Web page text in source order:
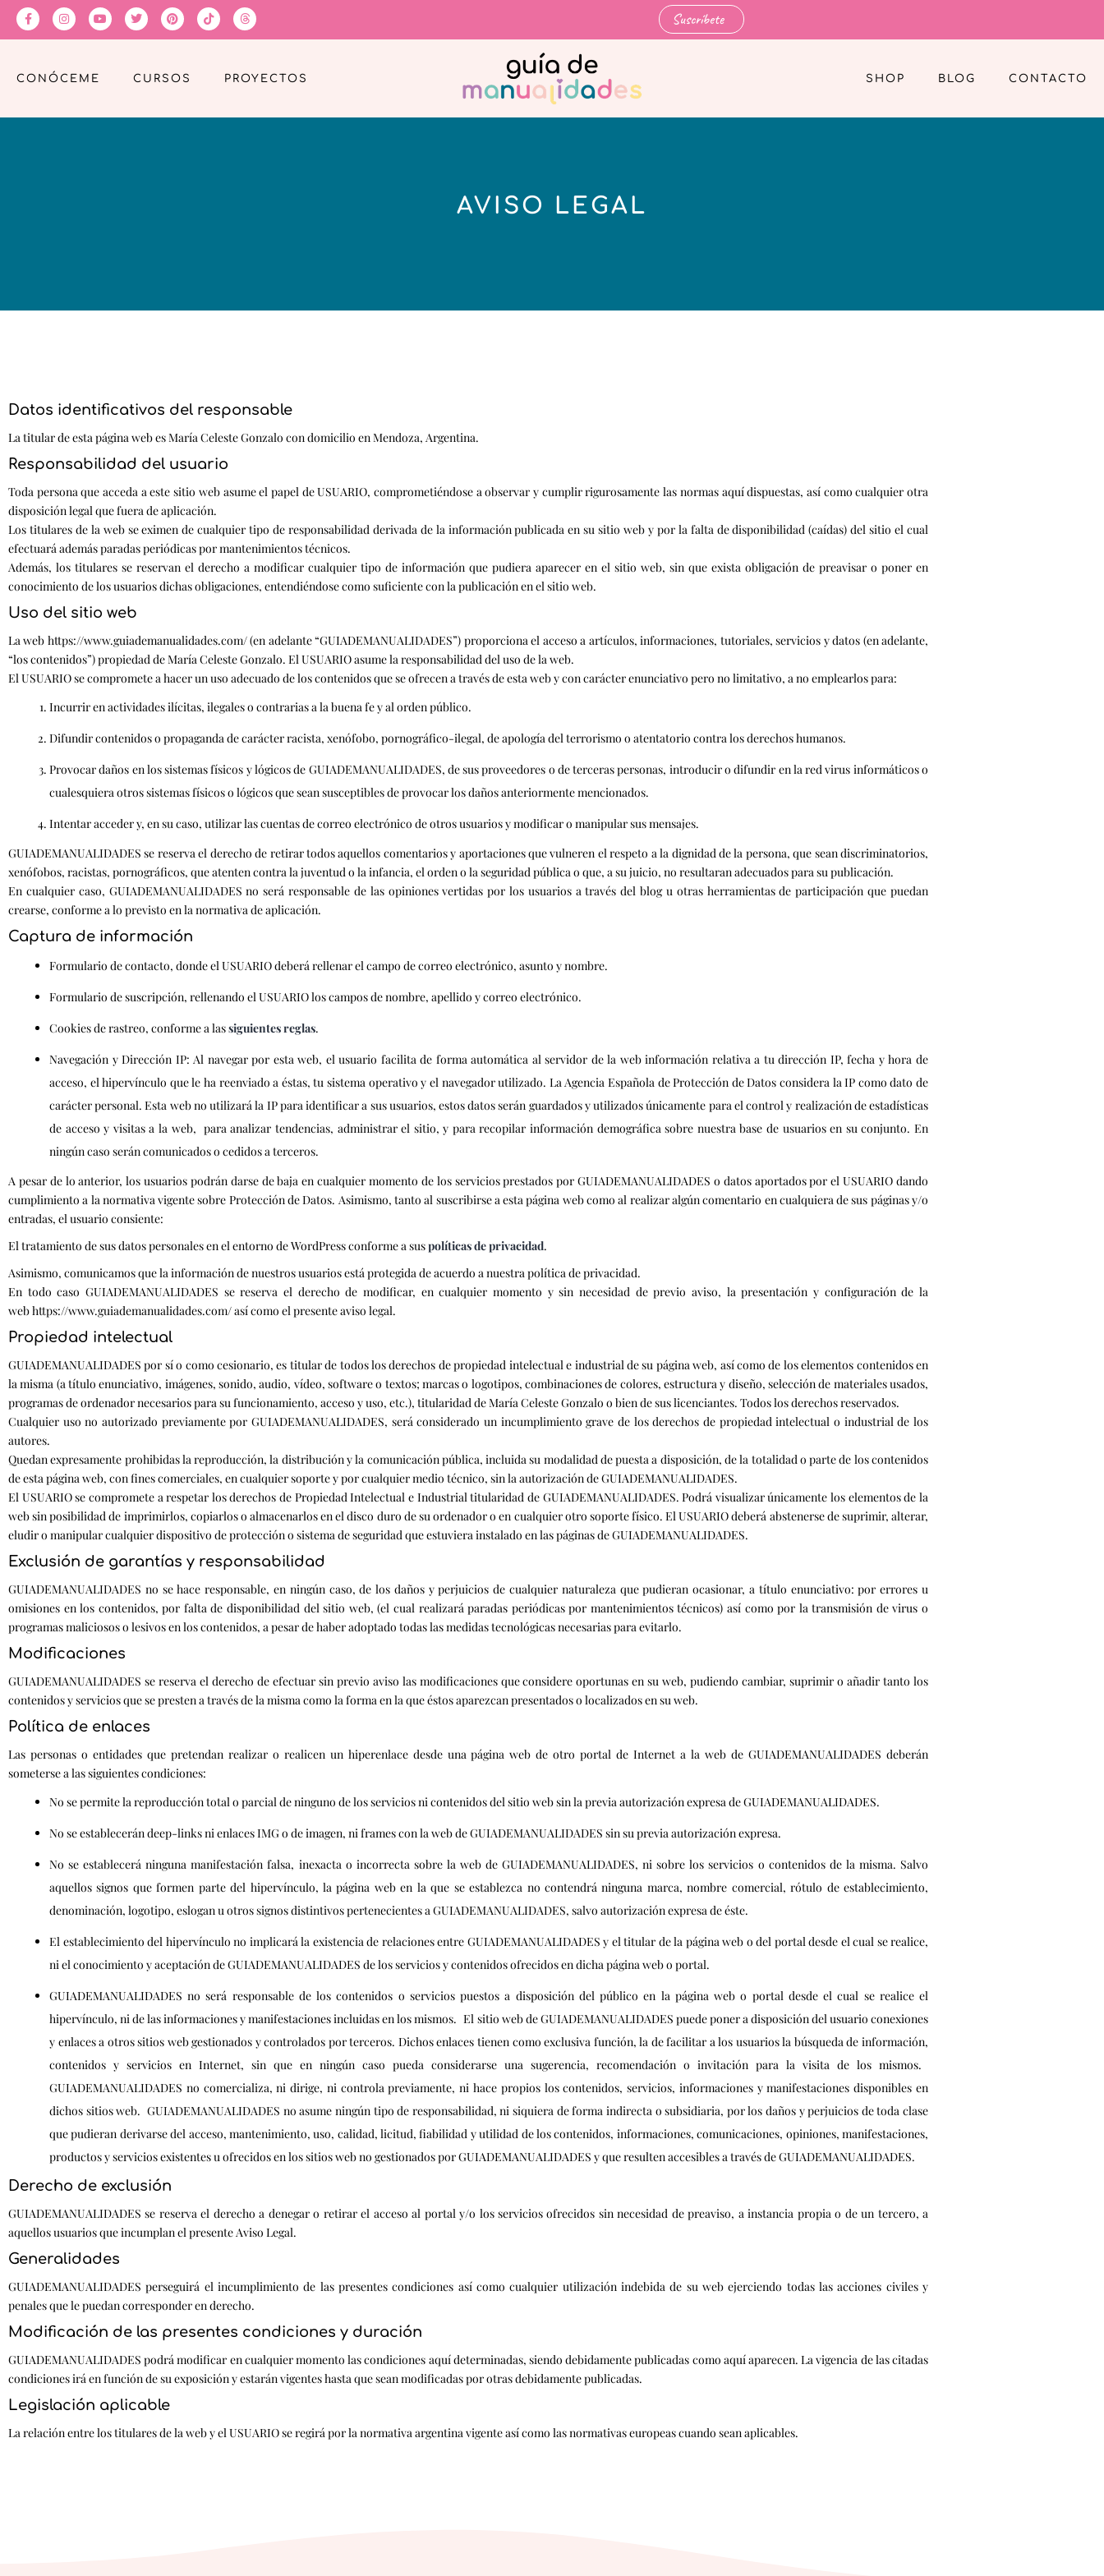
Suscríbete
CONÓCEME CURSOS PROYECTOS SHOP BLOG CONTACTO
AVISO LEGAL
Datos identificativos del responsable
La titular de esta página web es María Celeste Gonzalo con domicilio en Mendoza, Argentina.
Responsabilidad del usuario
Toda persona que acceda a este sitio web asume el papel de USUARIO, comprometiéndose a observar y cumplir rigurosamente las normas aquí dispuestas, así como cualquier otra
disposición legal que fuera de aplicación.
Los titulares de la web se eximen de cualquier tipo de responsabilidad derivada de la información publicada en su sitio web y por la falta de disponibilidad (caídas) del sitio el cual
efectuará además paradas periódicas por mantenimientos técnicos.
Además, los titulares se reservan el derecho a modificar cualquier tipo de información que pudiera aparecer en el sitio web, sin que exista obligación de preavisar o poner en
conocimiento de los usuarios dichas obligaciones, entendiéndose como suficiente con la publicación en el sitio web.
Uso del sitio web
La web https://www.guiademanualidades.com/ (en adelante “GUIADEMANUALIDADES”) proporciona el acceso a artículos, informaciones, tutoriales, servicios y datos (en adelante,
“los contenidos”) propiedad de María Celeste Gonzalo. El USUARIO asume la responsabilidad del uso de la web.
El USUARIO se compromete a hacer un uso adecuado de los contenidos que se ofrecen a través de esta web y con carácter enunciativo pero no limitativo, a no emplearlos para:
Incurrir en actividades ilícitas, ilegales o contrarias a la buena fe y al orden público.
Difundir contenidos o propaganda de carácter racista, xenófobo, pornográfico-ilegal, de apología del terrorismo o atentatorio contra los derechos humanos.
Provocar daños en los sistemas físicos y lógicos de GUIADEMANUALIDADES, de sus proveedores o de terceras personas, introducir o difundir en la red virus informáticos o
cualesquiera otros sistemas físicos o lógicos que sean susceptibles de provocar los daños anteriormente mencionados.
Intentar acceder y, en su caso, utilizar las cuentas de correo electrónico de otros usuarios y modificar o manipular sus mensajes.
GUIADEMANUALIDADES se reserva el derecho de retirar todos aquellos comentarios y aportaciones que vulneren el respeto a la dignidad de la persona, que sean discriminatorios,
xenófobos, racistas, pornográficos, que atenten contra la juventud o la infancia, el orden o la seguridad pública o que, a su juicio, no resultaran adecuados para su publicación.
En cualquier caso, GUIADEMANUALIDADES no será responsable de las opiniones vertidas por los usuarios a través del blog u otras herramientas de participación que puedan
crearse, conforme a lo previsto en la normativa de aplicación.
Captura de información
Formulario de contacto, donde el USUARIO deberá rellenar el campo de correo electrónico, asunto y nombre.
Formulario de suscripción, rellenando el USUARIO los campos de nombre, apellido y correo electrónico.
Cookies de rastreo, conforme a lassiguientes reglas.
Navegación y Dirección IP: Al navegar por esta web, el usuario facilita de forma automática al servidor de la web información relativa a tu dirección IP, fecha y hora de
acceso, el hipervínculo que le ha reenviado a éstas, tu sistema operativo y el navegador utilizado. La Agencia Española de Protección de Datos considera la IP como dato de
carácter personal. Esta web no utilizará la IP para identificar a sus usuarios, estos datos serán guardados y utilizados únicamente para el control y realización de estadísticas
de acceso y visitas a la web, para analizar tendencias, administrar el sitio, y para recopilar información demográfica sobre nuestra base de usuarios en su conjunto. En
ningún caso serán comunicados o cedidos a terceros.
A pesar de lo anterior, los usuarios podrán darse de baja en cualquier momento de los servicios prestados por GUIADEMANUALIDADES o datos aportados por el USUARIO dando
cumplimiento a la normativa vigente sobre Protección de Datos. Asimismo, tanto al suscribirse a esta página web como al realizar algún comentario en cualquiera de sus páginas y/o
entradas, el usuario consiente:
El tratamiento de sus datos personales en el entorno de WordPress conforme a suspolíticas de privacidad.
Asimismo, comunicamos que la información de nuestros usuarios está protegida de acuerdo a nuestra política de privacidad.
En todo caso GUIADEMANUALIDADES se reserva el derecho de modificar, en cualquier momento y sin necesidad de previo aviso, la presentación y configuración de la
web https://www.guiademanualidades.com/ así como el presente aviso legal.
Propiedad intelectual
GUIADEMANUALIDADES por sí o como cesionario, es titular de todos los derechos de propiedad intelectual e industrial de su página web, así como de los elementos contenidos en
la misma (a título enunciativo, imágenes, sonido, audio, vídeo, software o textos; marcas o logotipos, combinaciones de colores, estructura y diseño, selección de materiales usados,
programas de ordenador necesarios para su funcionamiento, acceso y uso, etc.), titularidad de María Celeste Gonzalo o bien de sus licenciantes. Todos los derechos reservados.
Cualquier uso no autorizado previamente por GUIADEMANUALIDADES, será considerado un incumplimiento grave de los derechos de propiedad intelectual o industrial de los
autores.
Quedan expresamente prohibidas la reproducción, la distribución y la comunicación pública, incluida su modalidad de puesta a disposición, de la totalidad o parte de los contenidos
de esta página web, con fines comerciales, en cualquier soporte y por cualquier medio técnico, sin la autorización de GUIADEMANUALIDADES.
El USUARIO se compromete a respetar los derechos de Propiedad Intelectual e Industrial titularidad de GUIADEMANUALIDADES. Podrá visualizar únicamente los elementos de la
web sin posibilidad de imprimirlos, copiarlos o almacenarlos en el disco duro de su ordenador o en cualquier otro soporte físico. El USUARIO deberá abstenerse de suprimir, alterar,
eludir o manipular cualquier dispositivo de protección o sistema de seguridad que estuviera instalado en las páginas de GUIADEMANUALIDADES.
Exclusión de garantías y responsabilidad
GUIADEMANUALIDADES no se hace responsable, en ningún caso, de los daños y perjuicios de cualquier naturaleza que pudieran ocasionar, a título enunciativo: por errores u
omisiones en los contenidos, por falta de disponibilidad del sitio web, (el cual realizará paradas periódicas por mantenimientos técnicos) así como por la transmisión de virus o
programas maliciosos o lesivos en los contenidos, a pesar de haber adoptado todas las medidas tecnológicas necesarias para evitarlo.
Modificaciones
GUIADEMANUALIDADES se reserva el derecho de efectuar sin previo aviso las modificaciones que considere oportunas en su web, pudiendo cambiar, suprimir o añadir tanto los
contenidos y servicios que se presten a través de la misma como la forma en la que éstos aparezcan presentados o localizados en su web.
Política de enlaces
Las personas o entidades que pretendan realizar o realicen un hiperenlace desde una página web de otro portal de Internet a la web de GUIADEMANUALIDADES deberán
someterse a las siguientes condiciones:
No se permite la reproducción total o parcial de ninguno de los servicios ni contenidos del sitio web sin la previa autorización expresa de GUIADEMANUALIDADES.
No se establecerán deep-links ni enlaces IMG o de imagen, ni frames con la web de GUIADEMANUALIDADES sin su previa autorización expresa.
No se establecerá ninguna manifestación falsa, inexacta o incorrecta sobre la web de GUIADEMANUALIDADES, ni sobre los servicios o contenidos de la misma. Salvo
aquellos signos que formen parte del hipervínculo, la página web en la que se establezca no contendrá ninguna marca, nombre comercial, rótulo de establecimiento,
denominación, logotipo, eslogan u otros signos distintivos pertenecientes a GUIADEMANUALIDADES, salvo autorización expresa de éste.
El establecimiento del hipervínculo no implicará la existencia de relaciones entre GUIADEMANUALIDADES y el titular de la página web o del portal desde el cual se realice,
ni el conocimiento y aceptación de GUIADEMANUALIDADES de los servicios y contenidos ofrecidos en dicha página web o portal.
GUIADEMANUALIDADES no será responsable de los contenidos o servicios puestos a disposición del público en la página web o portal desde el cual se realice el
hipervínculo, ni de las informaciones y manifestaciones incluidas en los mismos. El sitio web de GUIADEMANUALIDADES puede poner a disposición del usuario conexiones
y enlaces a otros sitios web gestionados y controlados por terceros. Dichos enlaces tienen como exclusiva función, la de facilitar a los usuarios la búsqueda de información,
contenidos y servicios en Internet, sin que en ningún caso pueda considerarse una sugerencia, recomendación o invitación para la visita de los mismos.
GUIADEMANUALIDADES no comercializa, ni dirige, ni controla previamente, ni hace propios los contenidos, servicios, informaciones y manifestaciones disponibles en
dichos sitios web. GUIADEMANUALIDADES no asume ningún tipo de responsabilidad, ni siquiera de forma indirecta o subsidiaria, por los daños y perjuicios de toda clase
que pudieran derivarse del acceso, mantenimiento, uso, calidad, licitud, fiabilidad y utilidad de los contenidos, informaciones, comunicaciones, opiniones, manifestaciones,
productos y servicios existentes u ofrecidos en los sitios web no gestionados por GUIADEMANUALIDADES y que resulten accesibles a través de GUIADEMANUALIDADES.
Derecho de exclusión
GUIADEMANUALIDADES se reserva el derecho a denegar o retirar el acceso al portal y/o los servicios ofrecidos sin necesidad de preaviso, a instancia propia o de un tercero, a
aquellos usuarios que incumplan el presente Aviso Legal.
Generalidades
GUIADEMANUALIDADES perseguirá el incumplimiento de las presentes condiciones así como cualquier utilización indebida de su web ejerciendo todas las acciones civiles y
penales que le puedan corresponder en derecho.
Modificación de las presentes condiciones y duración
GUIADEMANUALIDADES podrá modificar en cualquier momento las condiciones aquí determinadas, siendo debidamente publicadas como aquí aparecen. La vigencia de las citadas
condiciones irá en función de su exposición y estarán vigentes hasta que sean modificadas por otras debidamente publicadas.
Legislación aplicable
La relación entre los titulares de la web y el USUARIO se regirá por la normativa argentina vigente así como las normativas europeas cuando sean aplicables.